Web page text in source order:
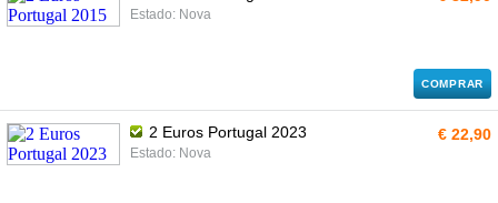
Estado: Nova
COMPRAR
2 Euros Portugal 2023
Estado: Nova
€ 22,90